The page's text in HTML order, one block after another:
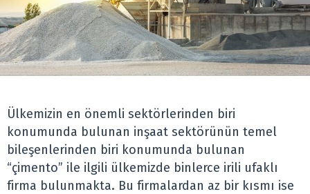
Ülkemizin en önemli sektörlerinden biri
konumunda bulunan inşaat sektörünün temel
bileşenlerinden biri konumunda bulunan
“çimento” ile ilgili ülkemizde binlerce irili ufaklı
firma bulunmakta. Bu firmalardan az bir kısmı ise